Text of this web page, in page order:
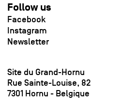
Follow us
Facebook
Instagram
Newsletter
Site du Grand-Hornu
Rue Sainte-Louise, 82
7301 Hornu - Belgique